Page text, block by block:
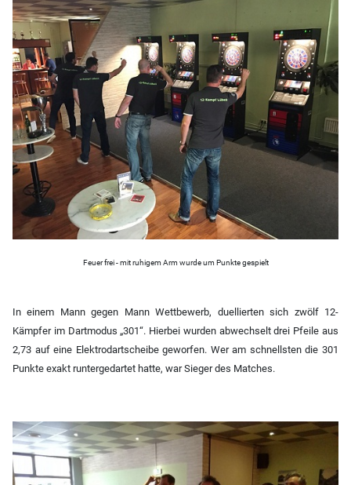
Feuer frei - mit ruhigem Arm wurde um Punkte gespielt
In einem Mann gegen Mann Wettbewerb, duellierten sich zwölf 12-
Kämpfer im Dartmodus „301“. Hierbei wurden abwechselt drei Pfeile aus
2,73 auf eine Elektrodartscheibe geworfen. Wer am schnellsten die 301
Punkte exakt runtergedartet hatte, war Sieger des Matches.